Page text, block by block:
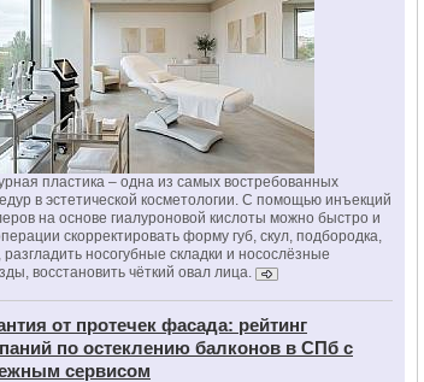
пластика – одна из самых востребованных
в эстетической косметологии. С помощью инъекций
на основе гиалуроновой кислоты можно быстро и
скорректировать форму губ, скул, подбородка,
разгладить носогубные складки и носослёзные
восстановить чёткий овал лица.
от протечек фасада: рейтинг
по остеклению балконов в СПб с
сервисом